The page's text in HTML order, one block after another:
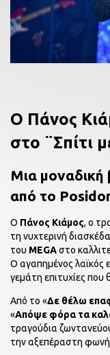
Ο Πάνος
στο ¨Σπίτι
Mια
από το
Ο Πάνος Κιάμος, ο
τη νυχτερινή
του MEGAστο
O αγαπημένος λαϊκός
γεμάτη επιτυχίες
Από το «Δε θέλω
«Απόψε φόρα τα
τραγούδια
την αξεπέραστη